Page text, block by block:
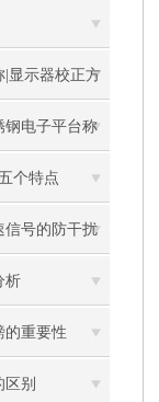
|显示器校正方
钢电子平台称
个特点
信号的防干扰
析
的重要性
别